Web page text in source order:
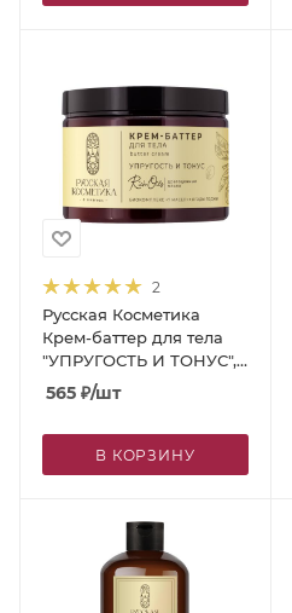
2
Русская Косметика
Крем-баттер для тела
"УПРУГОСТЬ И ТОНУС",
300 мл
565 ₽/шт
В КОРЗИНУ